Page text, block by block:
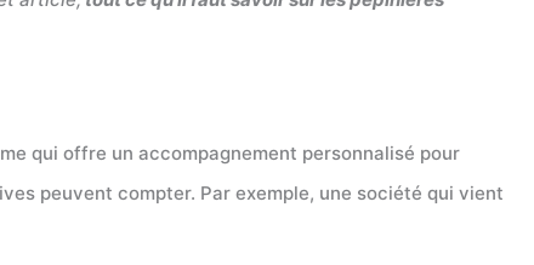
qui offre un accompagnement personnalisé pour
peuvent compter. Par exemple, une société qui vient